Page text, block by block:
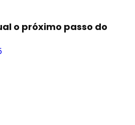
o próximo passo do